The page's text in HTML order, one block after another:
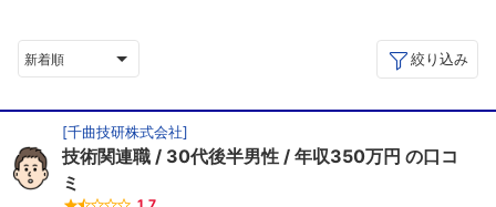
新着順 絞り込み
[千曲技研株式会社]
技術関連職 30代後半男性 年収350万円 の口コ
ミ